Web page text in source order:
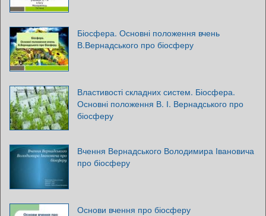
Біосфера. Основні положення вчень
В.Вернадського про біосферу
Властивості складних систем. Біосфера.
Основні положення В. І. Вернадського про
біосферу
Вчення Вернадського Володимира Івановича
про біосферу
Основи вчення про біосферу